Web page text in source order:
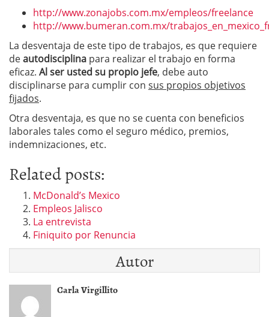
http://www.zonajobs.com.mx/empleos/freelance
http://www.bumeran.com.mx/
La desventaja de este tipo de trabajos, es que requiere
deautodisciplina para realizar el trabajo en forma
eficaz. Al ser usted su propio jefe, debe auto
disciplinarse para cumplir con sus propios objetivos
fijados.
Otra desventaja, es que no se cuenta con beneficios
laborales tales como el seguro médico, premios,
indemnizaciones, etc.
Related posts:
McDonald’s Mexico
Empleos Jalisco
La entrevista
Finiquito por Renuncia
Autor
Carla Virgillito